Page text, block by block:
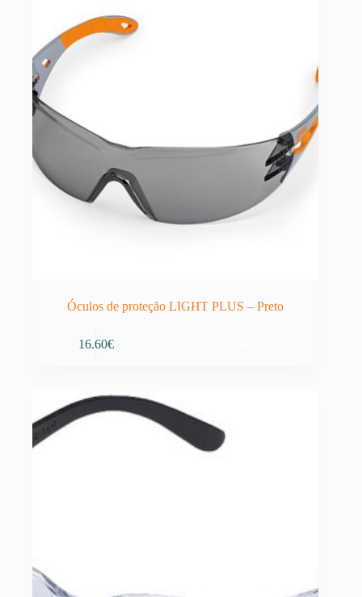
Óculos de proteção LIGHT PLUS – Preto
16.60€